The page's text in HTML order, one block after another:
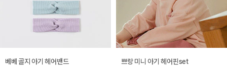
베베 골지 아기 헤어밴드 쁘랑 미니 아기 헤어핀set